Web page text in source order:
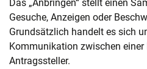
Das „Anbringen“ stellt einen
Gesuche, Anzeigen oder
Grundsätzlich handelt es sich
Kommunikation zwischen einer
Antragssteller.